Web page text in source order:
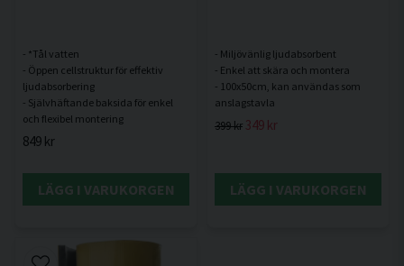
- *Tål vatten
- Öppen cellstruktur för effektiv
ljudabsorbering
- Självhäftande baksida för enkel
849 kr
LÄGG I VARUKORGEN
- Miljövänlig ljudabsorbent
- Enkel att skära och montera
- 100x50cm, kan användas som
399 kr 349 kr
LÄGG I VARUKORGEN